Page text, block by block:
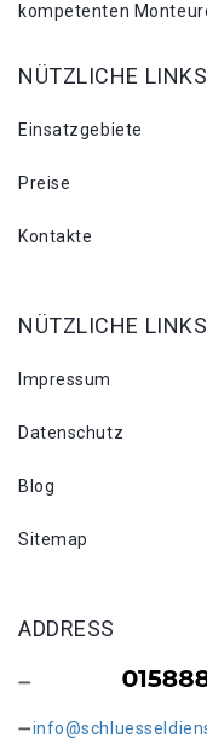
kompetenten
NÜTZLICHE LINKS
Einsatzgebiete
Preise
Kontakte
NÜTZLICHE LINKS
Impressum
Datenschutz
Blog
Sitemap
ADDRESS